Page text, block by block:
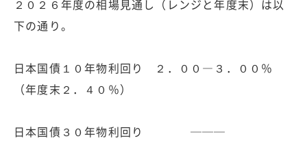
２０２６年度の相場見通し（レンジと年度末）は以
下の通り。
日本国債１０年物利回り ２．００―３．００％
（年度末２．４０％）
日本国債３０年物利回り ───